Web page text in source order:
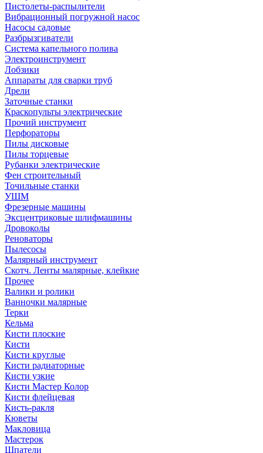
Пистолеты-распылители
Вибрационный погружной насос
Насосы садовые
Разбрызгиватели
Система капельного полива
Электроинструмент
Лобзики
Аппараты для сварки труб
Дрели
Заточные станки
Краскопульты электрические
Прочий инструмент
Перфораторы
Пилы дисковые
Пилы торцевые
Рубанки электрические
Фен строительный
Точильные станки
УШМ
Фрезерные машины
Эксцентриковые шлифмашины
Дровоколы
Реноваторы
Пылесосы
Малярный инструмент
Скотч. Ленты малярные, клейкие
Прочее
Валики и ролики
Ванночки малярные
Терки
Кельма
Кисти плоские
Кисти
Кисти круглые
Кисти радиаторные
Кисти узкие
Кисти Мастер Колор
Кисти флейцевая
Кисть-ракля
Кюветы
Макловица
Мастерок
Шпатели